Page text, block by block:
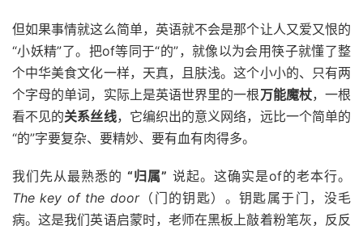
但如果事情就这么简单，英语就不会是那个让人又爱又恨的
“小妖精”了。把of等同于“的”，就像以为会用筷子就懂了整
个中华美食文化一样，天真，且肤浅。这个小小的、只有两
个字母的单词，实际上是英语世界里的一根万能魔杖，一根
看不见的关系丝线，它编织出的意义网络，远比一个简单的
“的”字要复杂、要精妙、要有血有肉得多。
我们先从最熟悉的“归属” 说起。这确实是of的老本行。
The key of the door（门的钥匙）。钥匙属于门，没毛
病。这是我们英语启蒙时，老师在黑板上敲着粉笔灰，反反